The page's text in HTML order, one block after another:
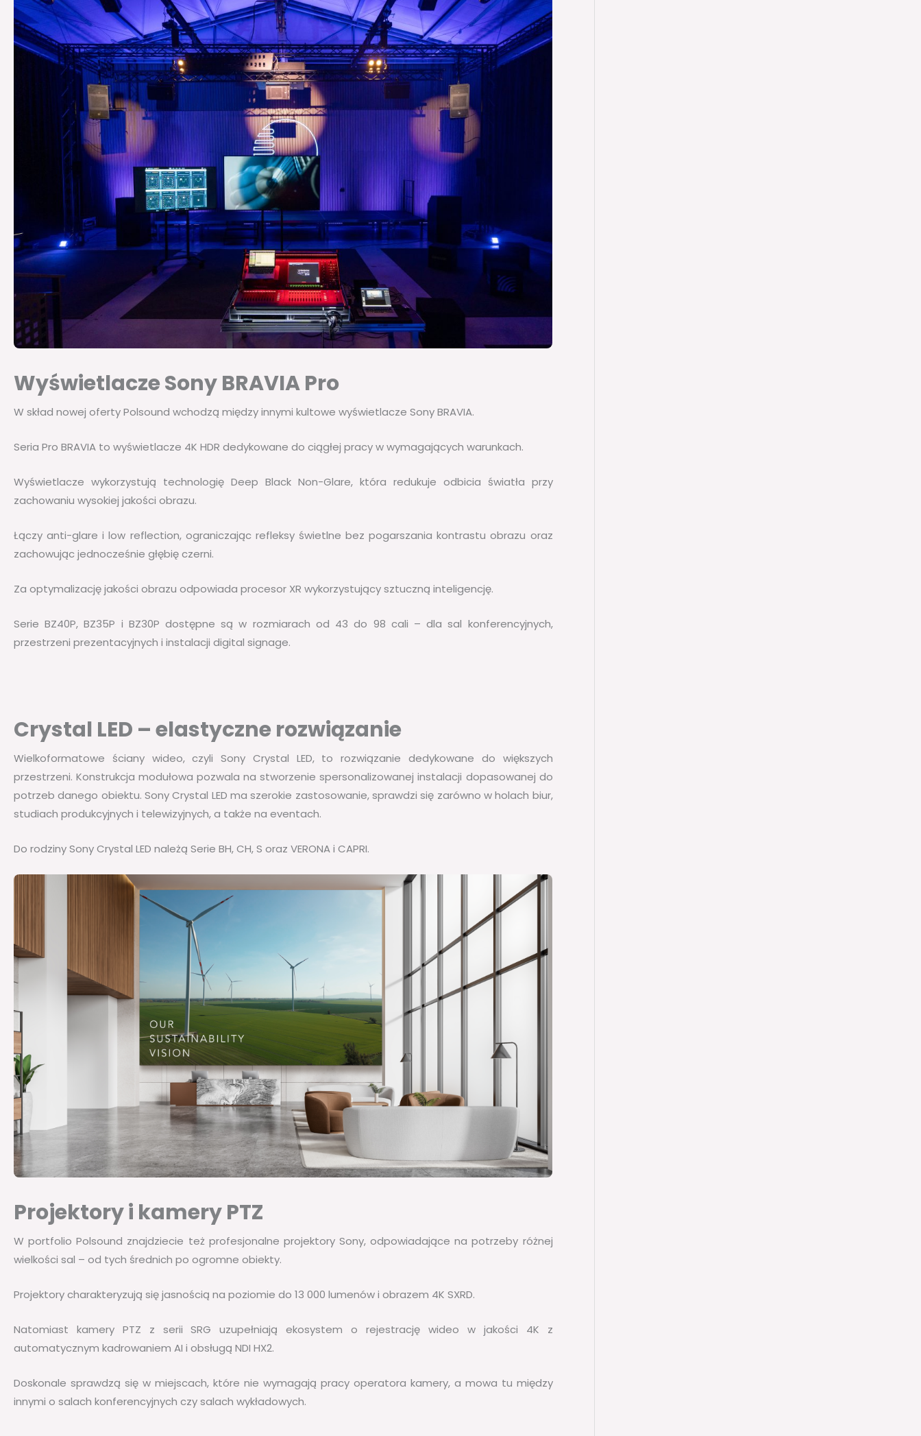
Wyświetlacze Sony BRAVIA Pro
W skład nowej oferty Polsound wchodzą między innymi kultowe wyświetlacze Sony BRAVIA.
Seria Pro BRAVIA to wyświetlacze 4K HDR dedykowane do ciągłej pracy w wymagających warunkach.
Wyświetlacze wykorzystują technologię Deep Black Non-Glare, która redukuje odbicia światła przy
zachowaniu wysokiej jakości obrazu.
Łączy anti-glare i low reflection, ograniczając refleksy świetlne bez pogarszania kontrastu obrazu oraz
zachowując jednocześnie głębię czerni.
Za optymalizację jakości obrazu odpowiada procesor XR wykorzystujący sztuczną inteligencję.
Serie BZ40P, BZ35P i BZ30P dostępne są w rozmiarach od 43 do 98 cali – dla sal konferencyjnych,
przestrzeni prezentacyjnych i instalacji digital signage.
Crystal LED – elastyczne rozwiązanie
Wielkoformatowe ściany wideo, czyli Sony Crystal LED, to rozwiązanie dedykowane do większych
przestrzeni. Konstrukcja modułowa pozwala na stworzenie spersonalizowanej instalacji dopasowanej do
potrzeb danego obiektu. Sony Crystal LED ma szerokie zastosowanie, sprawdzi się zarówno w holach biur,
studiach produkcyjnych i telewizyjnych, a także na eventach.
Do rodziny Sony Crystal LED należą Serie BH, CH, S oraz VERONA i CAPRI.
Projektory i kamery PTZ
W portfolio Polsound znajdziecie też profesjonalne projektory Sony, odpowiadające na potrzeby różnej
wielkości sal – od tych średnich po ogromne obiekty.
Projektory charakteryzują się jasnością na poziomie do 13 000 lumenów i obrazem 4K SXRD.
Natomiast kamery PTZ z serii SRG uzupełniają ekosystem o rejestrację wideo w jakości 4K z
automatycznym kadrowaniem AI i obsługą NDI HX2.
Doskonale sprawdzą się w miejscach, które nie wymagają pracy operatora kamery, a mowa tu między
innymi o salach konferencyjnych czy salach wykładowych.